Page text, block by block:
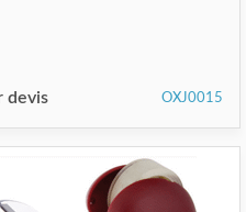
devis OXJ0015